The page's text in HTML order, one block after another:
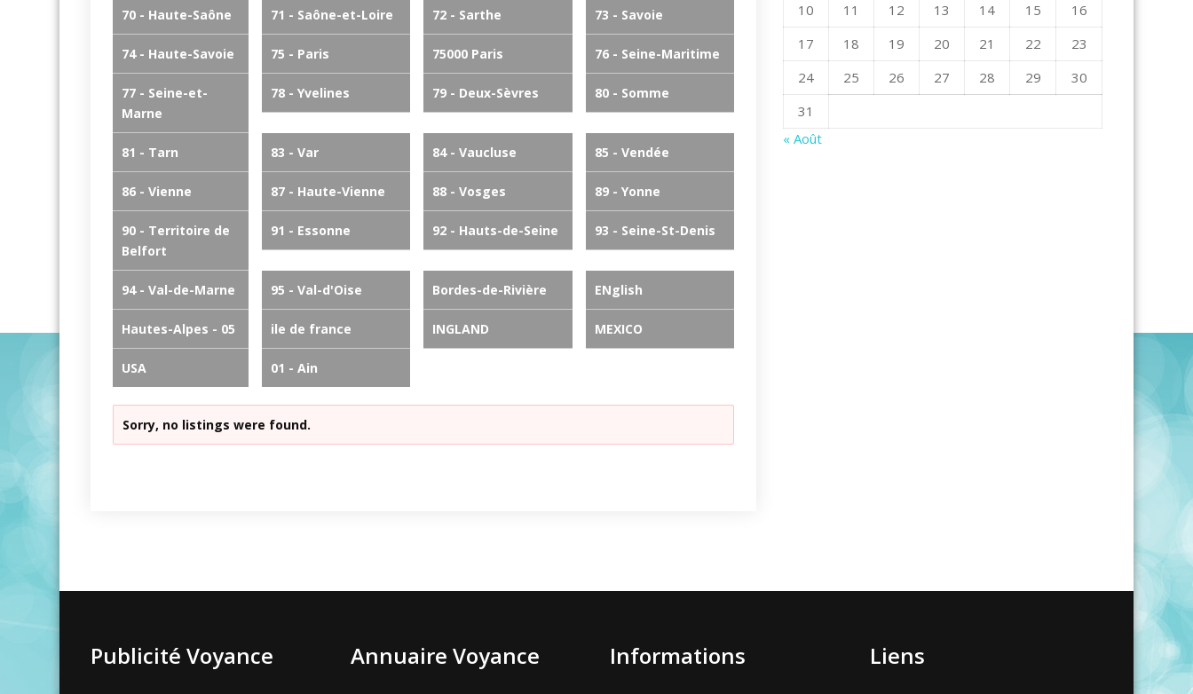
70 - Haute-Saône 71 - Saône-et-Loire 72 - Sarthe 73 - Savoie
74 - Haute-Savoie 75 - Paris 75000 Paris 76 - Seine-Maritime
77 - Seine-et-
Marne
78 - Yvelines 79 - Deux-Sèvres 80 - Somme
81 - Tarn 83 - Var 84 - Vaucluse 85 - Vendée
86 - Vienne 87 - Haute-Vienne 88 - Vosges 89 - Yonne
90 - Territoire de
Belfort
91 - Essonne 92 - Hauts-de-Seine 93 - Seine-St-Denis
94 - Val-de-Marne 95 - Val-d'Oise Bordes-de-Rivière ENglish
Hautes-Alpes - 05 ile de france INGLAND MEXICO
USA 01 - Ain
Sorry, no listings were found.
10
11 12 13 14 15
16
17
18 19 20 21 22
23
24
25 26 27 28 29
30
31
« Août
Publicité Voyance Annuaire Voyance Informations Liens